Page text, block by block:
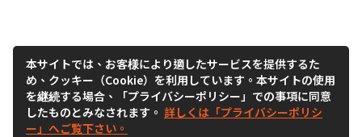
本サイトでは、お客様により適したサービスを提供するた
め、クッキー（Cookie）を利用しています。本サイトの使用
を継続する場合、「プライバシーポリシー」での事項に同意
したものとみなされます。 詳しくは「プライバシーポリシ
ー」へご覧下さい。